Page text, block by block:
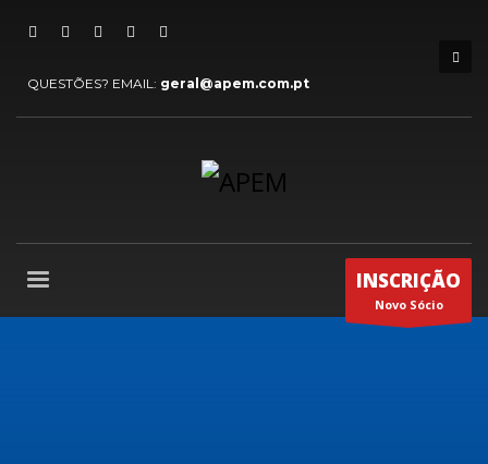
QUESTÕES? EMAIL: geral@apem.com.pt
INSCRIÇÃO
Novo Sócio